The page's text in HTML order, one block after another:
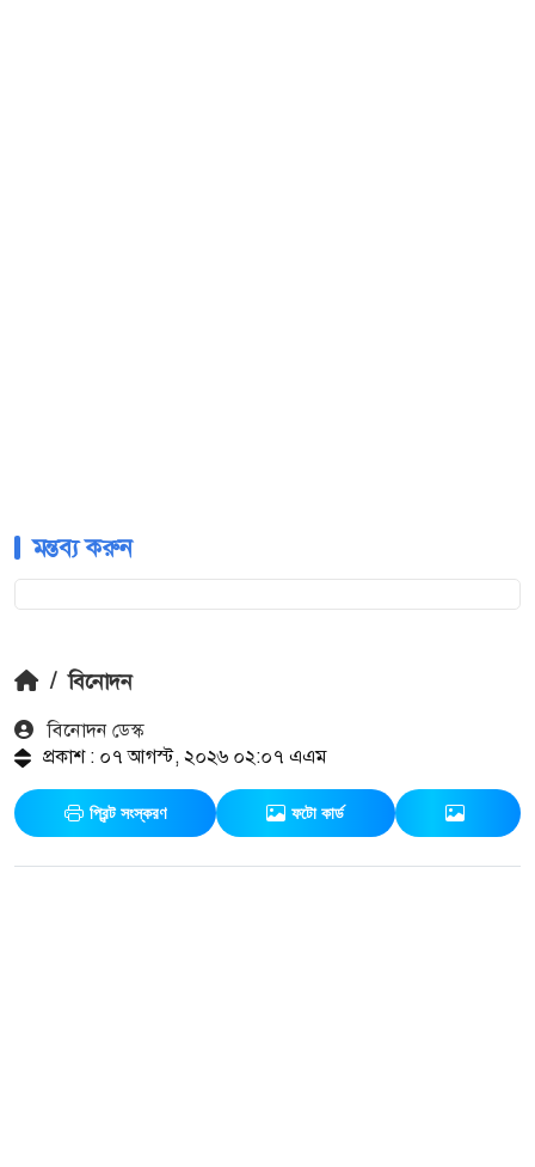
মন্তব্য করুন
/ বিনোদন
বিনোদন ডেস্ক
প্রকাশ : ০৭ আগস্ট, ২০২৬ ০২:০৭ এএম
প্রিন্ট সংস্করণ ফটো কার্ড